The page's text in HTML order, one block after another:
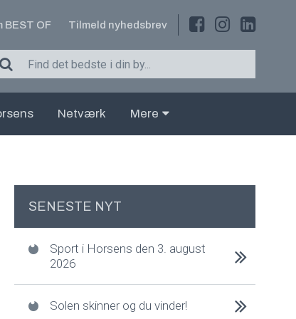
BEST OF Tilmeld nyhedsbrev
Netværk Mere
SENESTE NYT
Sport i Horsens den 3. august
2026
Solen skinner og du vinder!